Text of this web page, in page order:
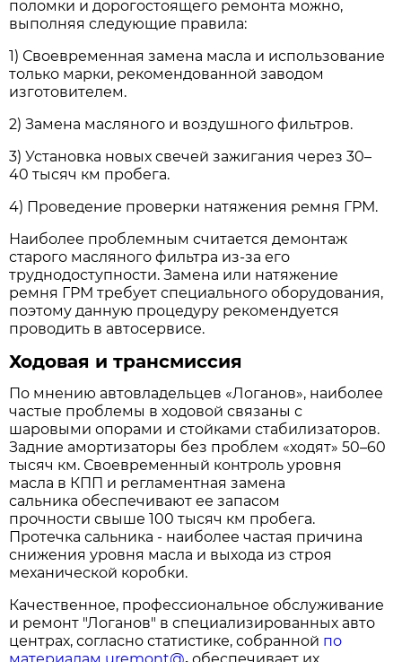
поломки и дорогостоящего ремонта можно,
выполняя следующие правила:
1) Своевременная замена масла и использование
только марки, рекомендованной заводом
изготовителем.
2) Замена масляного и воздушного фильтров.
3) Установка новых свечей зажигания через 30–
40 тысяч км пробега.
4) Проведение проверки натяжения ремня ГРМ.
Наиболее проблемным считается демонтаж
старого масляного фильтра из-за его
труднодоступности. Замена или натяжение
ремня ГРМ требует специального оборудования,
поэтому данную процедуру рекомендуется
проводить в автосервисе.
Ходовая и трансмиссия
По мнению автовладельцев «Логанов», наиболее
частые проблемы в ходовой связаны с
шаровыми опорами и стойками стабилизаторов.
Задние амортизаторы без проблем «ходят» 50–60
тысяч км. Своевременный контроль уровня
масла в КПП и регламентная замена
сальника обеспечивают ее запасом
прочности свыше 100 тысяч км пробега.
Протечка сальника - наиболее частая причина
снижения уровня масла и выхода из строя
механической коробки.
Качественное, профессиональное обслуживание
и ремонт "Логанов" в специализированных авто
центрах, согласно статистике, собранной по